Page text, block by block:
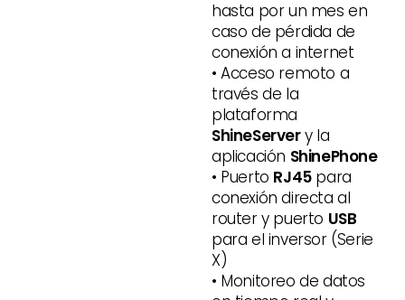
hasta por un mes en
caso de pérdida de
conexión a internet
• Acceso remoto a
través de la
plataforma
ShineServery la
aplicación ShinePhone
• Puerto RJ45para
conexión directa al
router y puerto USB
para el inversor (Serie
X)
• Monitoreo de datos